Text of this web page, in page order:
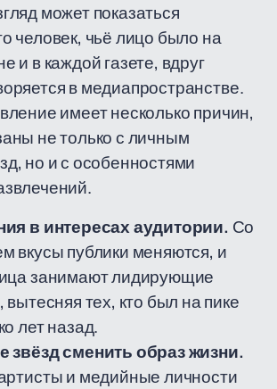
может показаться
человек, чьё лицо было на
и в каждой газете, вдруг
в медиапространстве.
имеет несколько причин,
не только с личным
но и с особенностями
в интересах аудитории. Со
вкусы публики меняются, и
занимают лидирующие
вытесняя тех, кто был на пике
лет назад.
звёзд сменить образ жизни.
и медийные личности